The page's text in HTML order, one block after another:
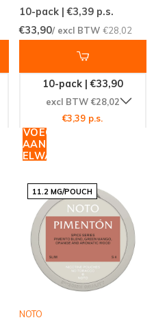
10-pack | €3,39p.s.
€33,90/ excl BTW €28,02
10-pack | €33,90
excl BTW €28,02
€3,39 p.s.
TOEVOEGEN
AAN
WINKELWAGEN
11.2 MG/POUCH
NOTO